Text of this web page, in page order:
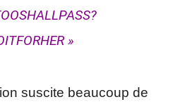
»
suscite beaucoup de